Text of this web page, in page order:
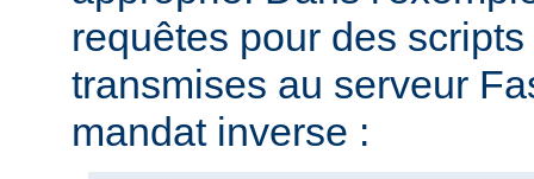
requêtes pour des
transmises au serveur
mandat inverse :